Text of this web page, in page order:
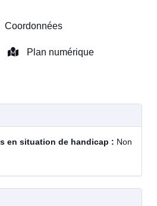
Coordonnées
Plan numérique
en situation de handicap : Non